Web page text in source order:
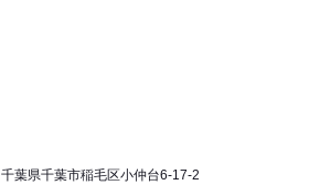
千葉県千葉市稲毛区小仲台6-17-2